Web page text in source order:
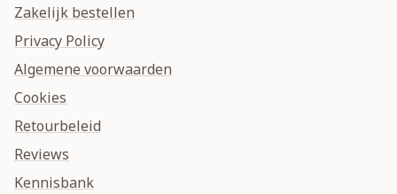
Zakelijk bestellen
Privacy Policy
Algemene voorwaarden
Cookies
Retourbeleid
Reviews
Kennisbank